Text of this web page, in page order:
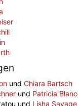
und Chiara Bartsch
und Patricia
und Lisha Savage